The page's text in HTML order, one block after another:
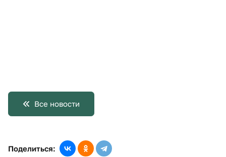
Все новости
Поделиться: